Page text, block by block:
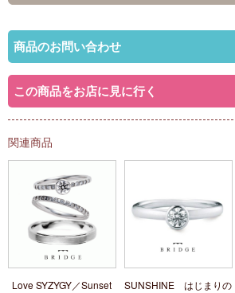
商品のお問い合わせ
この商品をお店に見に行く
関連商品
Love SYZYGY／Sunset
SUNSHINE はじまりの